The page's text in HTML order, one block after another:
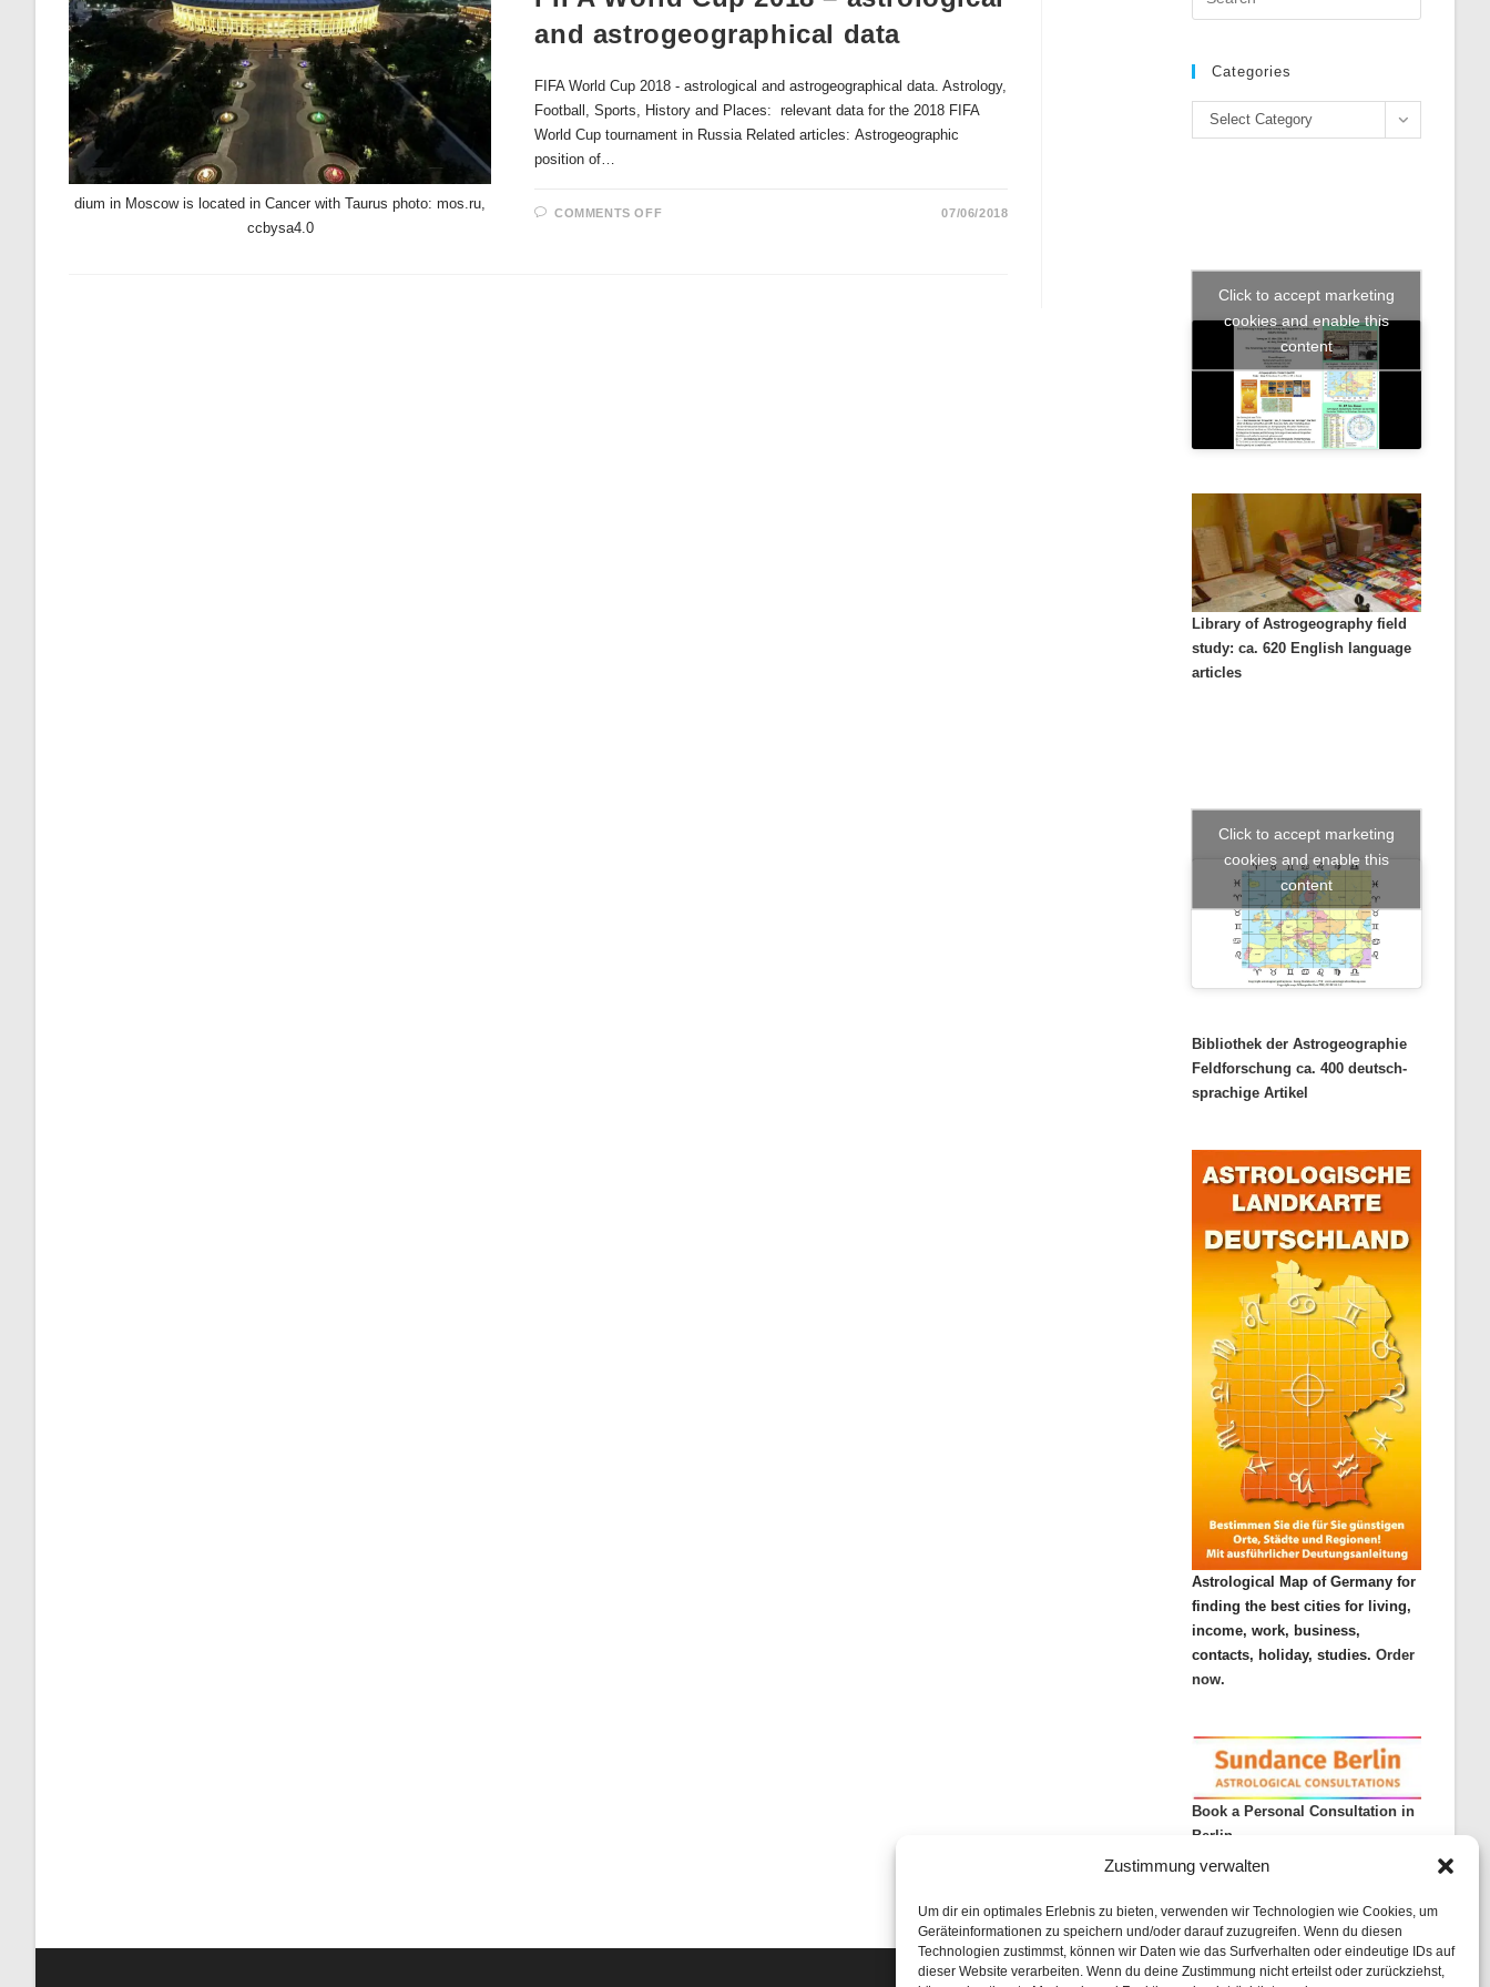
Zustimmung verwalten
Um dir ein optimales Erlebnis zu bieten, verwenden wir Technologien wie Cookies, um
Geräteinformationen zu speichern und/oder darauf zuzugreifen. Wenn du diesen
Technologien zustimmst, können wir Daten wie das Surfverhalten oder eindeutige IDs auf
dieser Website verarbeiten. Wenn du deine Zustimmung nicht erteilst oder zurückziehst,
dium in Moscow is located in Cancer with Taurus photo: mos.ru,
ccbysa4.0
and astrogeographical data
FIFA World Cup 2018 - astrological and astrogeographical data. Astrology,
Football, Sports, History and Places: relevant data for the 2018 FIFA
World Cup tournament in Russia Related articles: Astrogeographic
position of…
COMMENTS OFFON
07/06/2018
panel.
Categories
Categories
Select Category
Click to accept marketing
cookies and enable this
content
Library of Astrogeography field
study: ca. 620 English language
articles
Click to accept marketing
cookies and enable this
content
Bibliothek der Astrogeographie
Feldforschung ca. 400 deutsch-
sprachige Artikel
Astrological Map of Germany for
finding the best cities for living,
income, work, business,
contacts, holiday, studies. Order
now.
Book a Personal Consultation in
Berlin